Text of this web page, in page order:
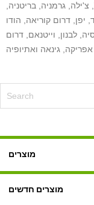
גרמניה, בריטניה,
יפן, דרום קוריאה, הודו
מערב אסיה, לבנון, וייטנאם, דרום
אפריקה, גינאה ואתיופיה
מוצרים
מוצרים חדשים